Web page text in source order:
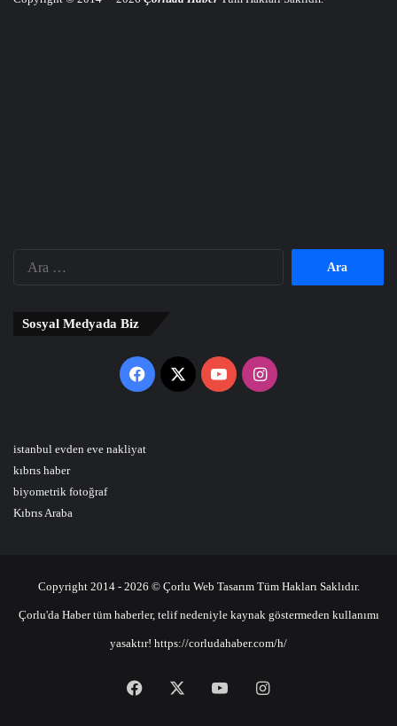
Sosyal Medyada Biz
Facebook
X YouTubeInstagram
istanbul evden eve nakliyat
kıbrıs haber
biyometrik fotoğraf
Kıbrıs Araba
Copyright 2014 - 2026 © Çorlu Web Tasarım Tüm Hakları Saklıdır.
Çorlu'da Haber tüm haberler, telif nedeniyle kaynak göstermeden kullanımı
yasaktır! https://corludahaber.com/h/
Facebook YouTubeInstagram